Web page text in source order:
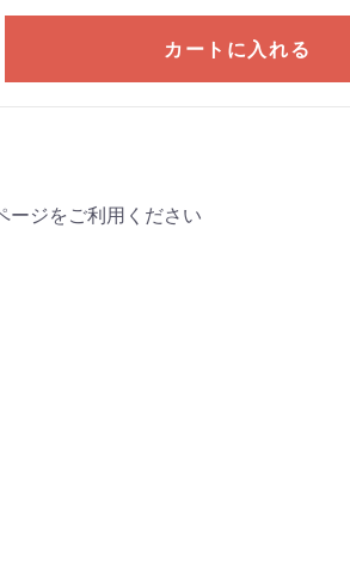
カートに入れる
ージをご利用ください